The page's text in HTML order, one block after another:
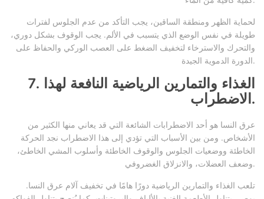
لحماية الظهر ومنطقة الساقين، يجب التأكد من عدم الجلوس لفترات
طويلة في نفس الوضع الذي يتسبب في الألم. يجب الوقوف بشكل دوري،
والتحرك والاسترخاء لتخفيف الضغط على العصب الوركي والحفاظ على
الدورة الدموية الجيدة.
7. الغذاء والتمارين الرياضية النافعة لهذا
الاضطراب.
عرق النسا هو أحد الاضطرابات الشائعة التي قد يعاني منها الكثير من
الأشخاص. ومن بين الأسباب التي تؤدي إلى هذا الاضطراب نجد الحركة
الخاطئة ووضعيات الجلوس والوقوف الخاطئة وأسلوب المشي الخاطئ،
وضعف العضلات، والانزلاق الغضروفي.
تلعب الغذاء والتمارين الرياضية دورًا هامًا في تخفيف آلام عرق النسا.